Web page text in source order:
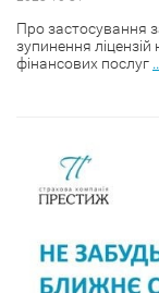
Про застосування
зупинення
фінансових послуг